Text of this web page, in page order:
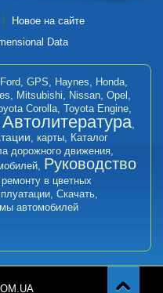
Новое на сайте
Data
Ford, GPS, Haynes, Honda,
, Mitsubishi, Nissan, Opel ,
Corolla, Toyota Engine,
Автолитература,
, карты, Каталог
дорожного движения,
, Руководство
в цветных
, Скачать,
автомобилей